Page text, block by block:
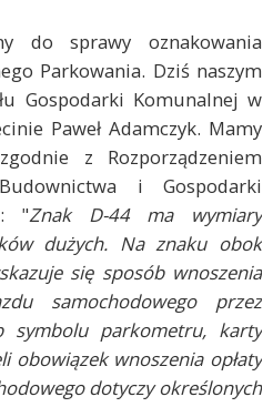
do sprawy oznakowania
Parkowania. Dziś naszym
Gospodarki Komunalnej w
Paweł Adamczyk. Mamy
z Rozporządzeniem
i Gospodarki
"Znak D-44 ma wymiary
dużych. Na znaku obok
się sposób wnoszenia
samochodowego przez
symbolu parkometru, karty
obowiązek wnoszenia opłaty
dotyczy określonych